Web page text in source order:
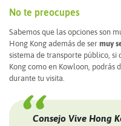
No te preocupes
Sabemos que las opciones son
Hong Kong además de ser muy
sistema de transporte público,
Kong como en Kowloon,
durante tu visita.
Consejo Vive Hong